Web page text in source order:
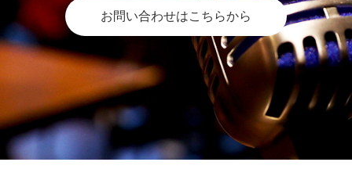
お問い合わせはこちらから